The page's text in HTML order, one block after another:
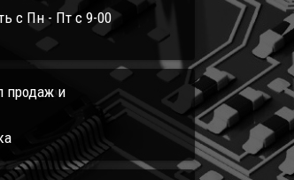
с Пн - Пт с 9-00
продаж и